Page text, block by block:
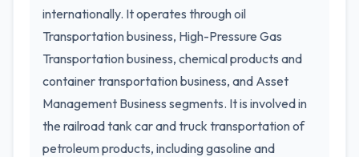
internationally. It operates through oil
Transportation business, High-Pressure Gas
Transportation business, chemical products and
container transportation business, and Asset
Management Business segments. It is involved in
the railroad tank car and truck transportation of
petroleum products, including gasoline and